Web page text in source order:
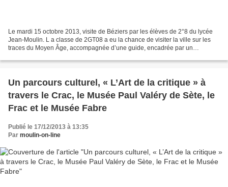
Le mardi 15 octobre 2013, visite de Béziers par les élèves de 2°8 du lycée
Jean-Moulin. L a classe de 2GT08 a eu la chance de visiter la ville sur les
traces du Moyen Âge, accompagnée d’une guide, encadrée par un
Un parcours culturel, « L’Art de la critique » à
travers le Crac, le Musée Paul Valéry de Sète, le
Frac et le Musée Fabre
Publié le 17/12/2013 à 13:35
Par moulin-on-line